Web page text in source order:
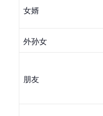
女婿
外孙女
朋友